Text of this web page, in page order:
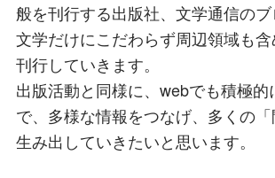
般を刊行する出版社、文学通信のブ
文学だけにこだわらず周辺領域も
刊行していきます。
出版活動と同様に、webでも積極的
で、多様な情報をつなげ、多くの
生み出していきたいと思います。